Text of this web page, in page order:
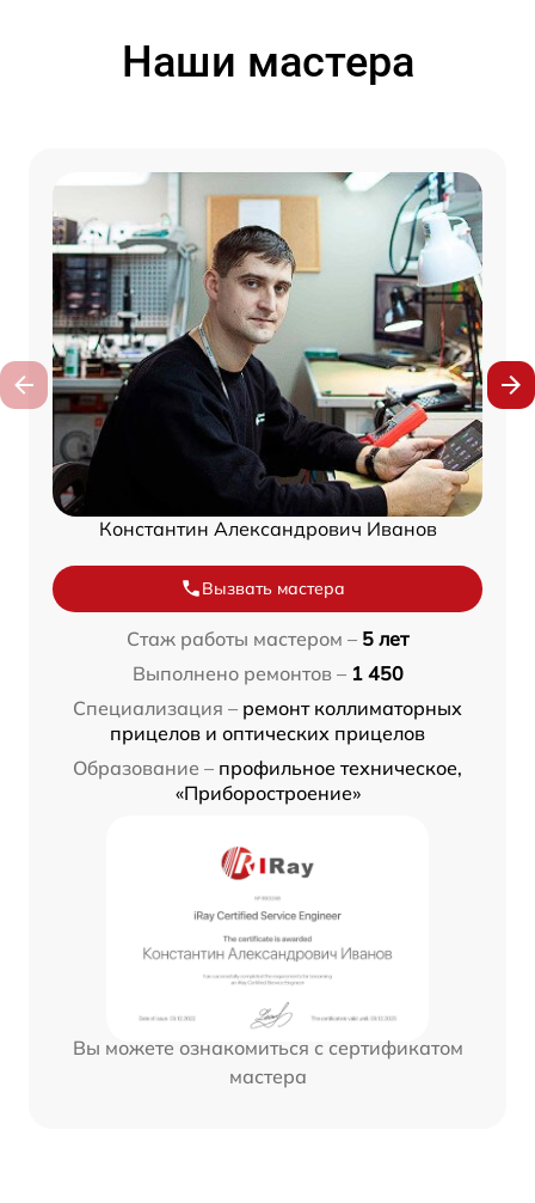
Наши мастера
Константин Александрович Иванов
Вызвать мастера
Стаж работы мастером – 5 лет
Выполнено ремонтов – 1 450
Специализация – ремонт коллиматорных
прицелов и оптических прицелов
Образование – профильное техническое,
«Приборостроение»
Вы можете ознакомиться с сертификатом
мастера